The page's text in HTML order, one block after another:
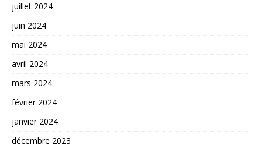
juillet 2024
juin 2024
mai 2024
avril 2024
mars 2024
février 2024
janvier 2024
décembre 2023